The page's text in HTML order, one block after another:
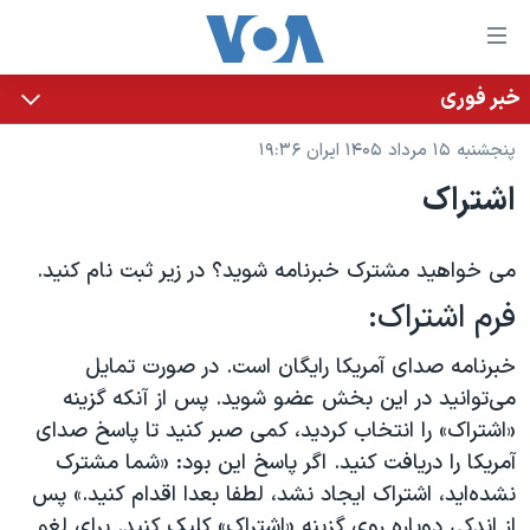
لینکهای
قابل
دسترسی
جهش
محتوای
جهش
صفحه
اصلی
جهش
به
جستجو
خانه
نسخه سبک وب‌سایت
موضوع ها
جهان
ورزشی
گزیده‌ها
ویژه برنامه‌ها
ویدیوها
برنامه های تلویزیونی
جدول برنامه ها
صفحه‌های ویژه
جام جهانی ۲۰۲۶
عملیات خشم حماسی
۲۵۰سالگی آمریکا
بایگانی برنامه‌های تلویزیونی
فرکانس‌های صدای آمریکا
پخش رادیویی
یادگیری زبان انگلیسی
خبر فوری
پنجشنبه ۱۵ مرداد ۱۴۰۵ ایران ۱۹:۳۶
اشتراک
می خواهید مشترک خبرنامه شوید؟ در زیر ثبت نام کنید.
فرم اشتراک:
خبرنامه صدای آمریکا رایگان است. در صورت تمایل
می‌توانید در این بخش عضو شوید. پس از آنکه گزینه
«اشتراک» را انتخاب کردید، کمی صبر کنید تا پاسخ صدای
آمریکا را دریافت کنید. اگر پاسخ این بود: «شما مشترک
نشده‌اید، اشتراک ایجاد نشد، لطفا بعدا اقدام کنید.» پس